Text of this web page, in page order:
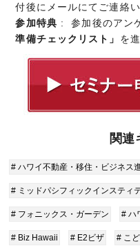
付後にメールにてご連絡い
参加特典 : ​参加後のアン
準備チェックリスト」 を
関連
# ハワイ不動産・移住・ビジネス
# ミッドパシフィックインスティ
# フォニックス・ガーデン # ハ
# Biz Hawaii # E2ビザ # こ